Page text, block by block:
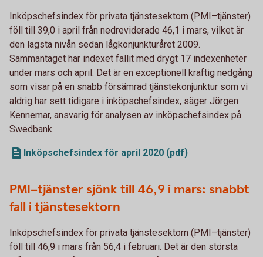
Inköpschefsindex för privata tjänstesektorn (PMI–tjänster)
föll till 39,0 i april från nedreviderade 46,1 i mars, vilket är
den lägsta nivån sedan lågkonjunkturåret 2009.
Sammantaget har indexet fallit med drygt 17 indexenheter
under mars och april. Det är en exceptionell kraftig nedgång
som visar på en snabb försämrad tjänstekonjunktur som vi
aldrig har sett tidigare i inköpschefsindex, säger Jörgen
Kennemar, ansvarig för analysen av inköpschefsindex på
Swedbank.
Inköpschefsindex för april 2020 (pdf)
PMI–tjänster sjönk till 46,9 i mars: snabbt
fall i tjänstesektorn
Inköpschefsindex för privata tjänstesektorn (PMI–tjänster)
föll till 46,9 i mars från 56,4 i februari. Det är den största